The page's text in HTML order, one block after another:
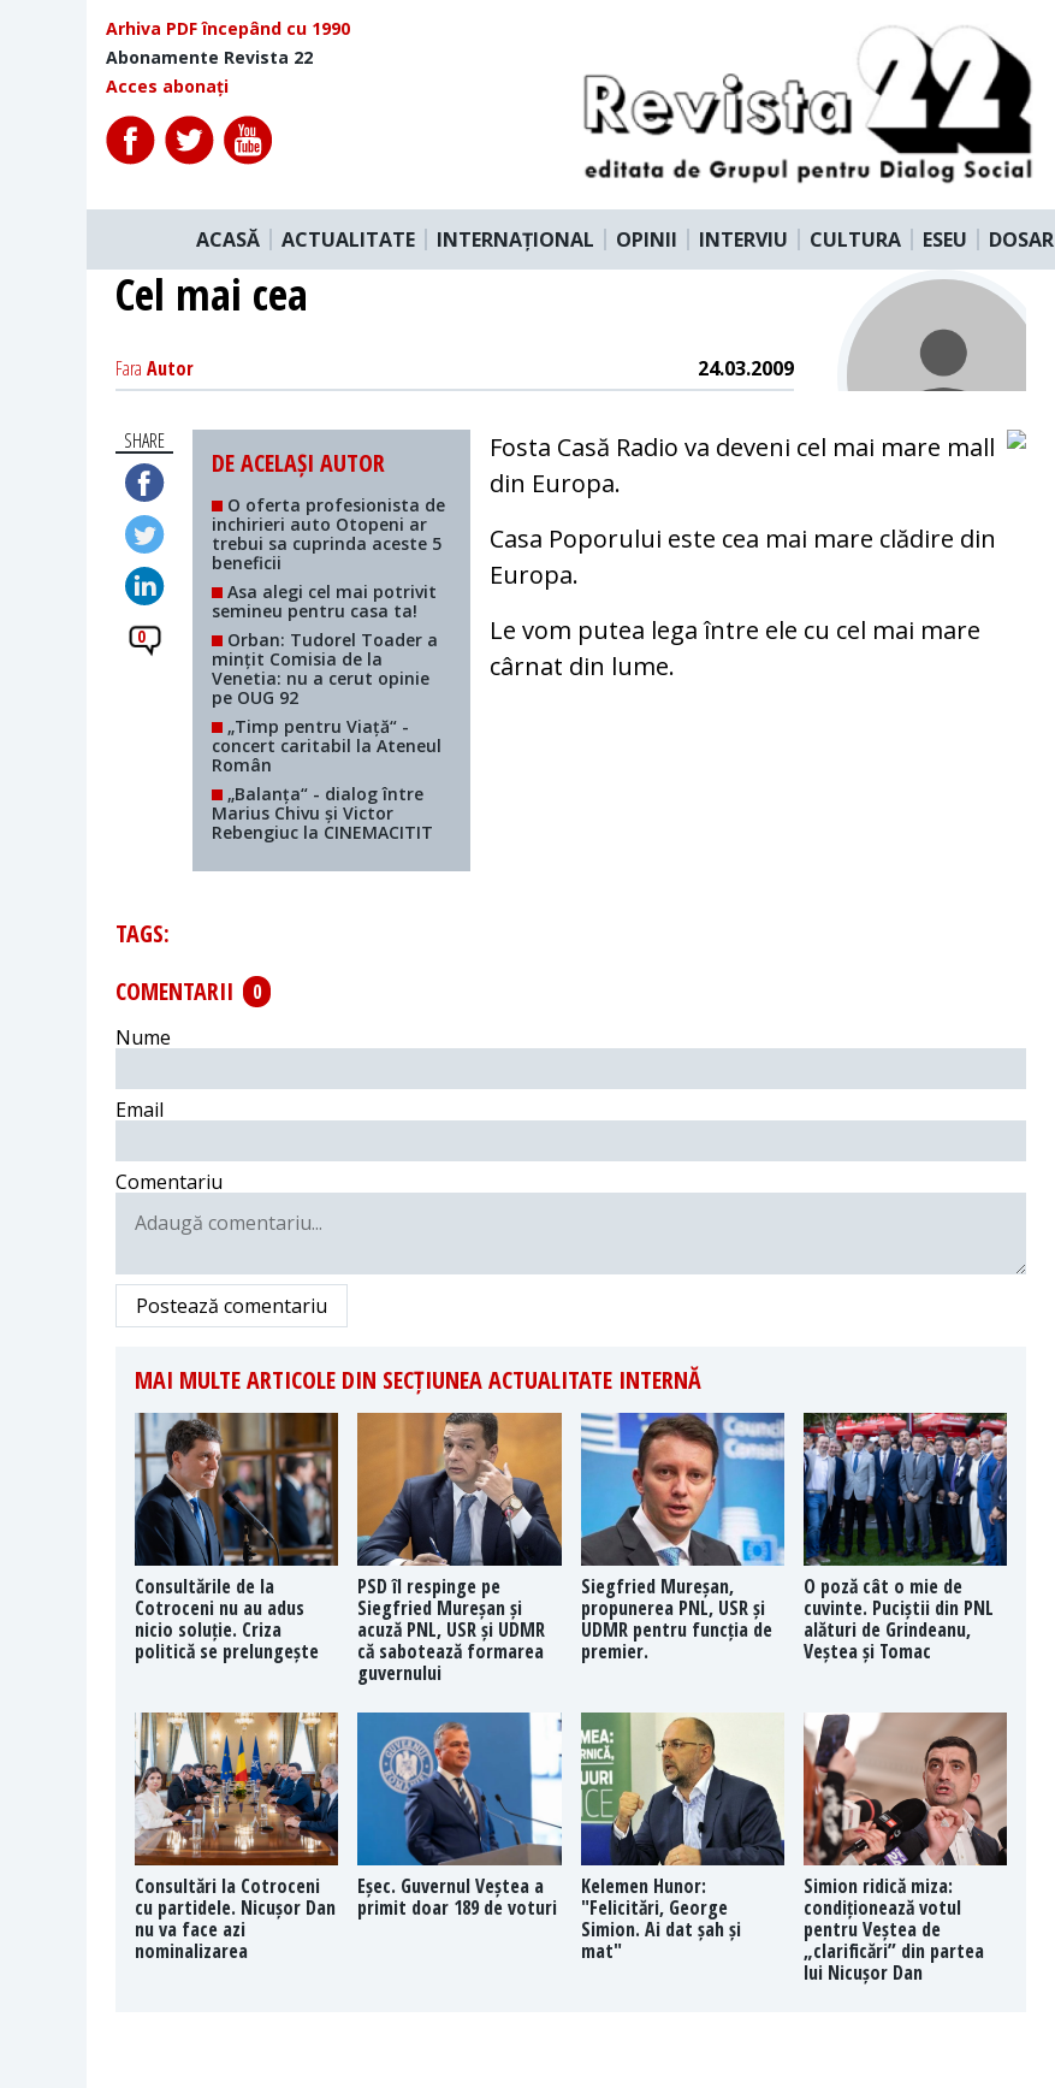
Arhiva PDF începând cu 1990
Abonamente Revista 22
Acces abonați
ACASĂ ACTUALITATE INTERNAȚIONAL OPINII INTERVIU CULTURA ESEU DOSAR
Cel mai cea
Fara Autor 24.03.2009
SHARE
0
DE ACELAȘI AUTOR
O oferta profesionista de
inchirieri auto Otopeni ar
trebui sa cuprinda aceste 5
beneficii
Asa alegi cel mai potrivit
semineu pentru casa ta!
Orban: Tudorel Toader a
mințit Comisia de la
Venetia: nu a cerut opinie
pe OUG 92
„Timp pentru Viață“ -
concert caritabil la Ateneul
Român
„Balanța“ - dialog între
Marius Chivu și Victor
Rebengiuc la CINEMACITIT
Fosta Casă Radio va deveni cel mai mare mall
din Europa.
Casa Poporului este cea mai mare clădire din
Europa.
Le vom putea lega între ele cu cel mai mare
cârnat din lume.
TAGS:
COMENTARII
0
Nume
Email
Comentariu
Postează comentariu
MAI MULTE ARTICOLE DIN SECȚIUNEA ACTUALITATE INTERNĂ
Consultările de la
Cotroceni nu au adus
nicio soluție. Criza
politică se prelungește
PSD îl respinge pe
Siegfried Mureșan și
acuză PNL, USR și UDMR
că sabotează formarea
guvernului
Siegfried Mureșan,
propunerea PNL, USR și
UDMR pentru funcția de
premier.
O poză cât o mie de
cuvinte. Puciștii din PNL
alături de Grindeanu,
Veștea și Tomac
Consultări la Cotroceni
cu partidele. Nicușor Dan
nu va face azi
nominalizarea
Eșec. Guvernul Veștea a
primit doar 189 de voturi
Kelemen Hunor:
"Felicitări, George
Simion. Ai dat șah și
mat"
Simion ridică miza:
condiționează votul
pentru Veștea de
„clarificări” din partea
lui Nicușor Dan